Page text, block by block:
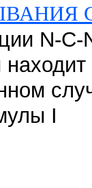
N-C-
I